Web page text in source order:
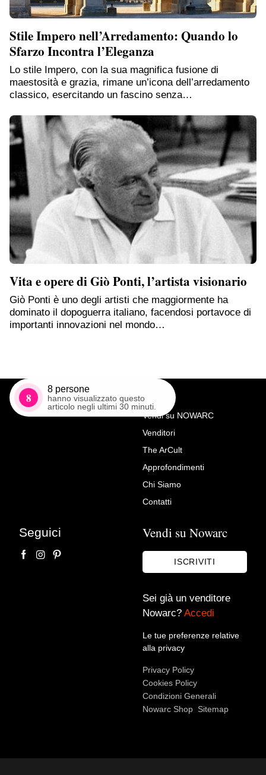
Stile Impero nell’Arredamento: Quando lo
Sfarzo Incontra l’Eleganza
Lo stile Impero, con la sua magnifica fusione di
maestosità e grazia, rimane un’icona dell’arredamento
classico, esercitando un fascino senza…
Vita e opere di Giò Ponti, l’artista visionario
Giò Ponti è uno degli artisti che maggiormente ha
dominato il dopoguerra italiano, facendosi portavoce di
importanti innovazioni nel mondo…
8
8 persone
hanno visualizzato questo
articolo negli ultimi 30 minuti.
Richiedi Maggiori Info su
Pittore Lombardo della fine
del XVIII /inizi del XIX secolo
(maniera dei Raineri) “Airone
Antichità Giglio
Accetto le condizioni sullaprivacy policy
Voglio rimanere aggiornato sulle ultime novità.
Vendi su NOWARC
Venditori
The ArCult
Approfondimenti
Chi Siamo
Contatti
Seguici Vendi su Nowarc
ISCRIVITI
Sei già un venditore
Nowarc? Accedi
Le tue preferenze relative
alla privacy
Privacy Policy
Cookies Policy
Condizioni Generali
Nowarc Shop Sitemap